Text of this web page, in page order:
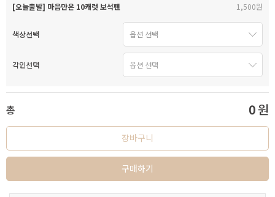
[오늘출발] 마음만은 10캐럿 보석펜 1,500원
색상선택
각인선택
총 0원
장바구니
구매하기